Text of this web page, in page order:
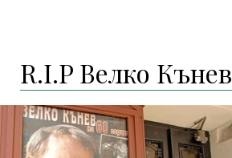
R.I.P Велко Кънев